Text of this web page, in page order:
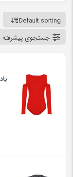
Default sorting
جستجوی پیشرفته